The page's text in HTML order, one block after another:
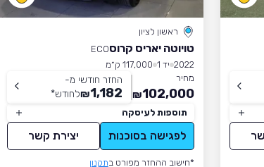
ראשון לציון
טויוטה יאריס קרוסECO
2022 יד 1
117,000 ק״מ
מחיר
102,000
₪
החזר חודשי מ-
1,182
₪לחודש*
תוספות לעיסקה
לפגישה בסוכנות יצירת קשר
*חישוב ההחזר מפורט בתקנון